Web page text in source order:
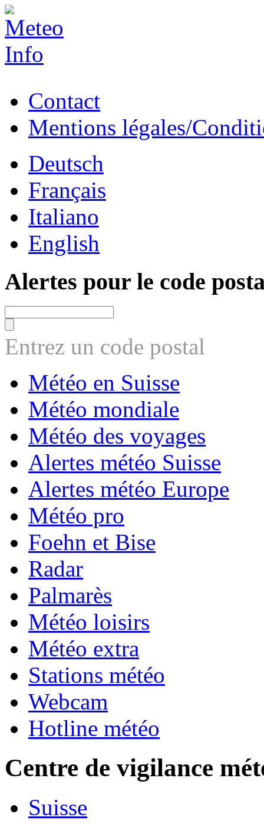
Contact
Mentions légales/
Deutsch
Français
Italiano
English
Alertes pour le code
Entrez un code postal
Météo en Suisse
Météo mondiale
Météo des voyages
Alertes météo Suisse
Alertes météo Europe
Météo pro
Foehn et Bise
Radar
Palmarès
Météo loisirs
Météo extra
Stations météo
Webcam
Hotline météo
Centre de vigilance
Suisse